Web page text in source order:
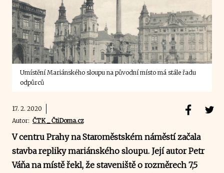
Umístění Mariánského sloupu na původní místo má stále řadu
odpůrců
17. 2. 2020
Autor: ČTK _ ČtiDoma.cz
V centru Prahy na Staroměstském náměstí začala
stavba repliky mariánského sloupu. Její autor Petr
Váňa na místě řekl, že staveniště o rozměrech 7,5